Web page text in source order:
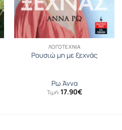
ΛΟΓΟΤΕΧΝΊΑ
Ρουσιώ μη με ξεχνάς
Ρω Άννα
Τιμή: 17.90€